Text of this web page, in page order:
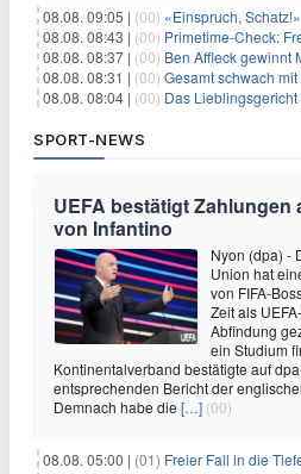
08.08. 09:05 | (00) «Einspruch, Schatz!»
08.08. 08:43 | (00) Primetime-Check:
08.08. 08:37 | (00) Ben Affleck gewinnt
08.08. 08:31 | (00) Gesamt schwach mit
08.08. 08:04 | (00) Das Lieblingsgericht der
SPORT-NEWS
UEFA bestätigt Zahlungen
von Infantino
Nyon (dpa) -
Union hat
von FIFA-
Zeit als
Abfindung
ein Studium
Kontinentalverband bestätigte auf
entsprechenden Bericht der
Demnach habe die […] (00)
08.08. 05:00 | (01) Freier Fall in die Tiefe: